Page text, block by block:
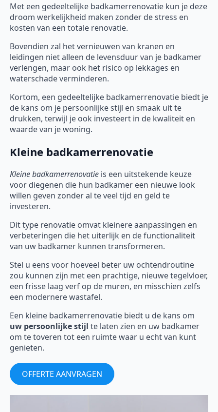
Met een gedeeltelijke badkamerrenovatie kun je deze
droom werkelijkheid maken zonder de stress en
kosten van een totale renovatie.
Bovendien zal het vernieuwen van kranen en
leidingen niet alleen de levensduur van je badkamer
verlengen, maar ook het risico op lekkages en
waterschade verminderen.
Kortom, een gedeeltelijke badkamerrenovatie biedt je
de kans om je persoonlijke stijl en smaak uit te
drukken, terwijl je ook investeert in de kwaliteit en
waarde van je woning.
Kleine badkamerrenovatie
Kleine badkamerrenovatie is een uitstekende keuze
voor diegenen die hun badkamer een nieuwe look
willen geven zonder al te veel tijd en geld te
investeren.
Dit type renovatie omvat kleinere aanpassingen en
verbeteringen die het uiterlijk en de functionaliteit
van uw badkamer kunnen transformeren.
Stel u eens voor hoeveel beter uw ochtendroutine
zou kunnen zijn met een prachtige, nieuwe tegelvloer,
een frisse laag verf op de muren, en misschien zelfs
een modernere wastafel.
Een kleine badkamerrenovatie biedt u de kans om
uw persoonlijke stijl te laten zien en uw badkamer
om te toveren tot een ruimte waar u echt van kunt
genieten.
OFFERTE AANVRAGEN